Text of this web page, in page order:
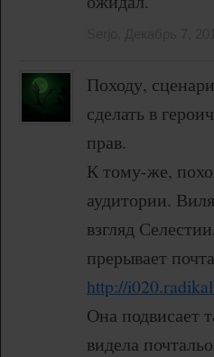
Походу,
сделать в
прав.
К тому-же,
аудитории.
взгляд
прерывает
http://
Она подвисает
видела